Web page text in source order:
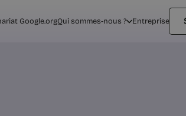
Google.orgQui sommes-nous ? Entreprise